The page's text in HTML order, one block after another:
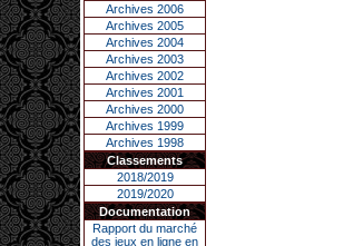
Archives 2006
Archives 2005
Archives 2004
Archives 2003
Archives 2002
Archives 2001
Archives 2000
Archives 1999
Archives 1998
Classements
2018/2019
2019/2020
Documentation
Rapport du marché
des jeux en ligne en